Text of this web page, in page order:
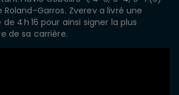
Garros. Zverev a livré une
4 h 16 pour ainsi signer la plus
de sa carrière.